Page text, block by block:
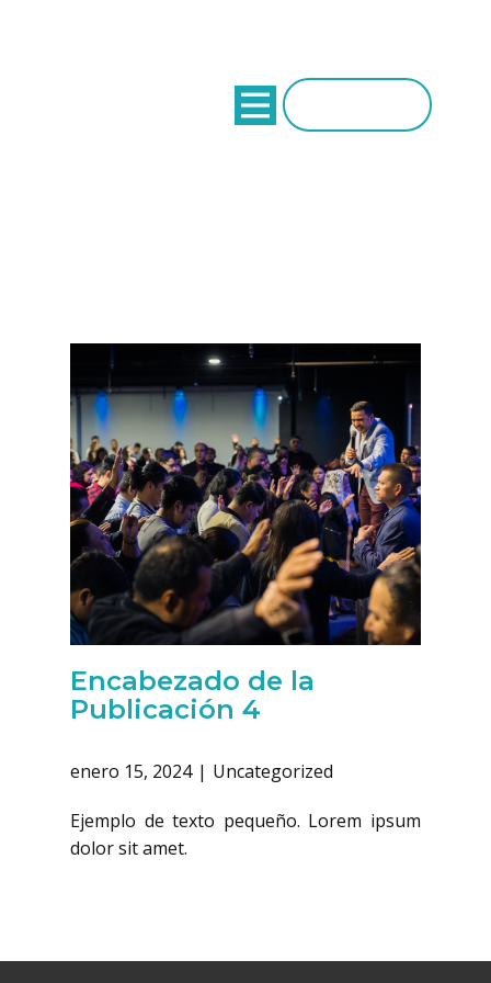
Encabezado de la
Publicación 4
enero 15, 2024 Uncategorized
Ejemplo de texto pequeño. Lorem ipsum
dolor sit amet.